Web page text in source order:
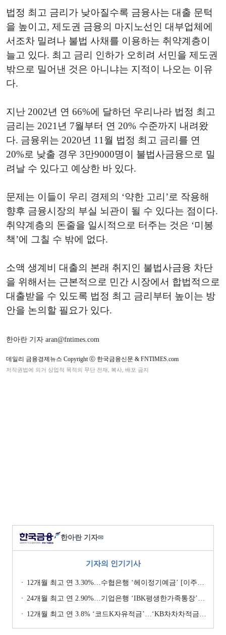
법정 최고 금리가 낮아질수록 금융사는 대출 문턱
을 높이고, 제도권 금융의 마지노선인 대부업체에
서조차 밀려나 불법 사채를 이용하는 취약계층이
늘고 있다. 최고 금리 인하가 오히려 서민을 제도권
밖으로 밀어낸 것은 아니냐는 지적이 나오는 이유
다.
지난 2002년 연 66%에 달하던 우리나라 법정 최고
금리는 2021년 7월부터 연 20% 수준까지 내려왔
다. 금융위는 2020년 11월 법정 최고 금리를 연
20%로 낮출 경우 3만9000명이 불법사금융으로 밀
려날 수 있다고 예상한 바 있다.
문제는 이들이 우리 경제의 ‘약한 고리’로 작용해
향후 금융시장의 부실 뇌관이 될 수 있다는 점이다.
취약계층의 돈줄을 일시적으로 터주는 것은 ‘미봉
책’에 그칠 수 밖에 없다.
소액 생계비 대출의 본래 취지인 불법사금융 차단
을 위해서는 근본적으로 민간 시장에서 합법적으로
대출받을 수 있도록 법정 최고 금리부터 높이는 방
안을 논의할 필요가 있다.
한아란 기자 aran@fntimes.com
데일리 금융경제뉴스 Copyright ⓒ 한국금융신문 & FNTIMES.com
저작권법에 의거 상업적 목적의 무단 전재, 복사, 배포 금지
한아란 기자✉
기자의 인기기사
12개월 최고 연 3.30%…수협은행 ‘헤이정기예금’ [이주의 은행 예금금리-1월 2주]
24개월 최고 연 2.90%…기업은행 ‘IBK평생한가족통장’ [이주의 은행 예금금리-1월 2주]
12개월 최고 연 3.8% ‘코드K자유적금’…‘KB차차차적금’ 8% 이자 [이주의 은행 적금금리-1월 2주]